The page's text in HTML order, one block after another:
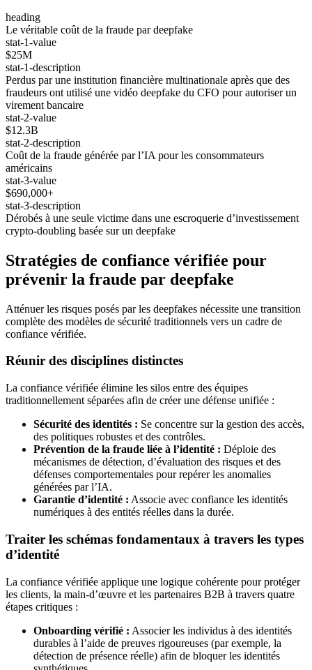
heading
Le véritable coût de la fraude par deepfake
stat-1-value
$25M
stat-1-description
Perdus par une institution financière multinationale après que des
fraudeurs ont utilisé une vidéo deepfake du CFO pour autoriser un
virement bancaire
stat-2-value
$12.3B
stat-2-description
Coût de la fraude générée par l’IA pour les consommateurs
américains
stat-3-value
$690,000+
stat-3-description
Dérobés à une seule victime dans une escroquerie d’investissement
crypto-doubling basée sur un deepfake
Stratégies de confiance vérifiée pour
prévenir la fraude par deepfake
Atténuer les risques posés par les deepfakes nécessite une transition
complète des modèles de sécurité traditionnels vers un cadre de
confiance vérifiée.
Réunir des disciplines distinctes
La confiance vérifiée élimine les silos entre des équipes
traditionnellement séparées afin de créer une défense unifiée :
Sécurité des identités : Se concentre sur la gestion des accès,
des politiques robustes et des contrôles.
Prévention de la fraude liée à l’identité : Déploie des
mécanismes de détection, d’évaluation des risques et des
défenses comportementales pour repérer les anomalies
générées par l’IA.
Garantie d’identité : Associe avec confiance les identités
numériques à des entités réelles dans la durée.
Traiter les schémas fondamentaux à travers les types
d’identité
La confiance vérifiée applique une logique cohérente pour protéger
les clients, la main-d’œuvre et les partenaires B2B à travers quatre
étapes critiques :
Onboarding vérifié : Associer les individus à des identités
durables à l’aide de preuves rigoureuses (par exemple, la
détection de présence réelle) afin de bloquer les identités